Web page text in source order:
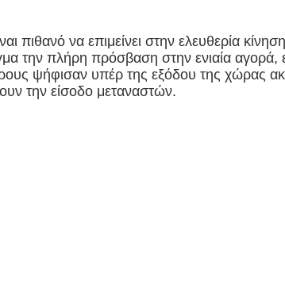
πιθανό να επιμείνει στην ελευθερία
την πλήρη πρόσβαση στην ενιαία
ψήφισαν υπέρ της εξόδου της χώρας
την είσοδο μεταναστών.